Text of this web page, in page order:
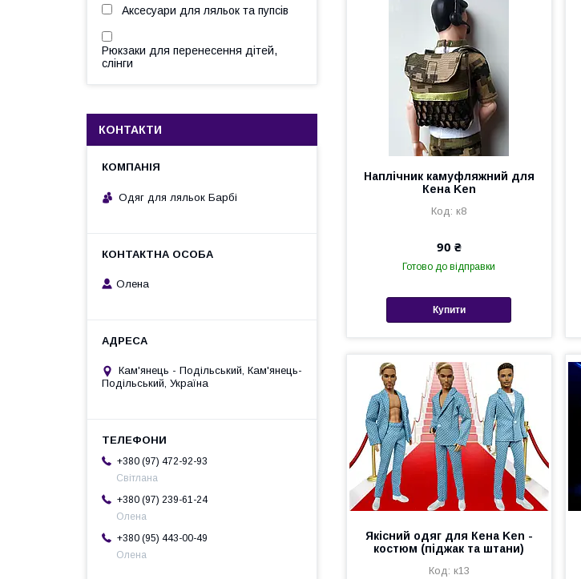
Наплічник камуфляжний для
Кена Ken
к8
90 ₴
Готово до відправки
Купити
Якісний одяг для Кена Ken -
костюм (піджак та штани)
к13
Аксесуари для ляльок та пупсів
Рюкзаки для перенесення дітей,
слінги
КОНТАКТИ
Одяг для ляльок Барбі
Олена
Кам'янець - Подільський, Кам'янець-
Подільський, Україна
+380 (97) 472-92-93
Світлана
+380 (97) 239-61-24
Олена
+380 (95) 443-00-49
Олена